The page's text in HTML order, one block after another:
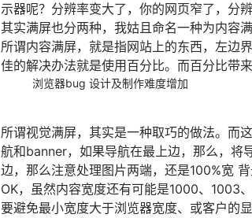
示器呢？分辨率变大了，你的网页窄了，分
其实满屏也分两种，我姑且命名一种为内容
所谓内容满屏，就是指网站上的东西，左边
佳的解决办法就是使用百分比。而百分比带来
浏览器bug 设计及制作难度增加
所谓视觉满屏，其实是一种取巧的做法。而
航和banner，如果导航在最上边，那么，将
边，那么注意处理图片两端，还是100%宽 背
OK，虽然内容宽度还有可能是1000、1003
要避免最小宽度大于浏览器宽度、或客户的